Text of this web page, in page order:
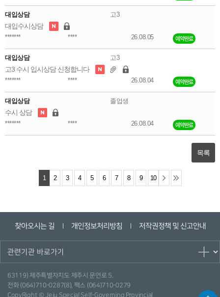
대입상담 고3
대입수시상담
******* **** 26.08.05 예약완료
대입상담 고3
고3 수시 입시상담 신청합니다
******* **** 26.08.04 예약완료
대입상담 졸업생
수시 상담
******* **** 26.08.04 예약완료
목록
1 2 3 4 5 6 7 8 9 10
찾아오시는 길 개인정보처리방침 저작권정책 및 신고안내
63119) 제주특별자치도 제주시 문연로 5.
전화 (064)710-0287(8), 팩스 (064)710-0279
CopyRight © Jeju Special Self-Governing Provincial